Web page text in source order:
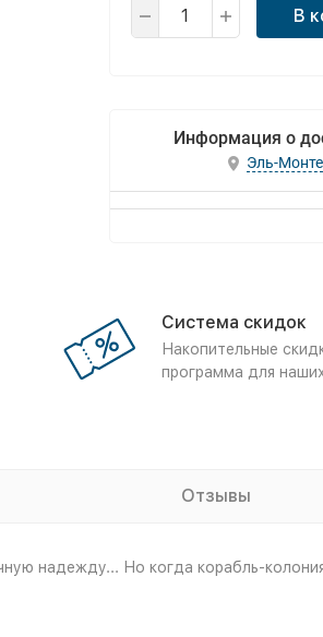
В
Информация о
Эль-Монте
Система скидок
Накопительные
программа для
Отзывы
надежду... Но когда корабль-